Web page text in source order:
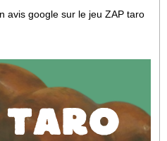
avis google sur le jeu ZAP taro